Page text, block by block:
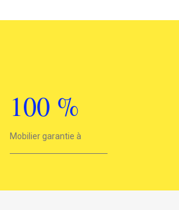
100 %
Mobilier garantie à